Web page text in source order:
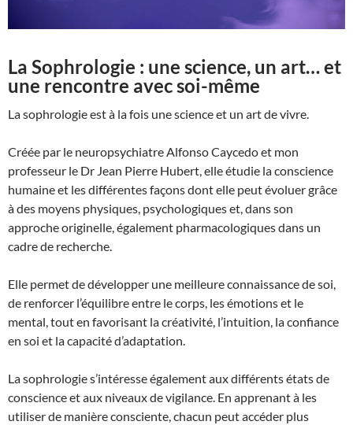
La Sophrologie : une science, un art… et
une rencontre avec soi-même
La sophrologie est à la fois une science et un art de vivre.
Créée par le neuropsychiatre Alfonso Caycedo et mon
professeur le Dr Jean Pierre Hubert, elle étudie la conscience
humaine et les différentes façons dont elle peut évoluer grâce
à des moyens physiques, psychologiques et, dans son
approche originelle, également pharmacologiques dans un
cadre de recherche.
Elle permet de développer une meilleure connaissance de soi,
de renforcer l’équilibre entre le corps, les émotions et le
mental, tout en favorisant la créativité, l’intuition, la confiance
en soi et la capacité d’adaptation.
La sophrologie s’intéresse également aux différents états de
conscience et aux niveaux de vigilance. En apprenant à les
utiliser de manière consciente, chacun peut accéder plus